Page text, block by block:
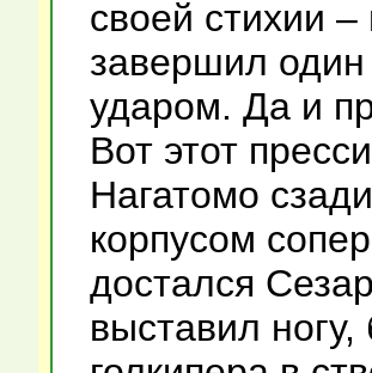
своей стихии –
завершил
ударом. Да и
Вот этот
Нагатомо
корпусом
достался
выставил